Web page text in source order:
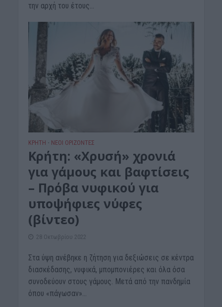
την αρχή του έτους...
ΚΡΗΤΗ • ΝΕΟΙ ΟΡΙΖΟΝΤΕΣ
Κρήτη: «Χρυσή» χρονιά
για γάμους και βαφτίσεις
– Πρόβα νυφικού για
υποψήφιες νύφες
(βίντεο)
28 Οκτωβρίου 2022
Στα ύψη ανέβηκε η ζήτηση για δεξιώσεις σε κέντρα
διασκέδασης, νυφικά, μπομπονιέρες και όλα όσα
συνοδεύουν στους γάμους. Μετά από την πανδημία
όπου «πάγωσαν»...